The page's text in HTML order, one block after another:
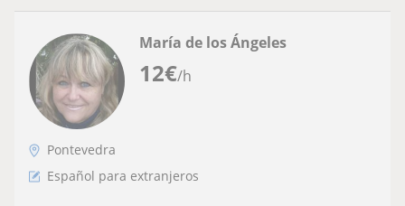
12€/h
María de los Ángeles
Pontevedra
Español para extranjeros